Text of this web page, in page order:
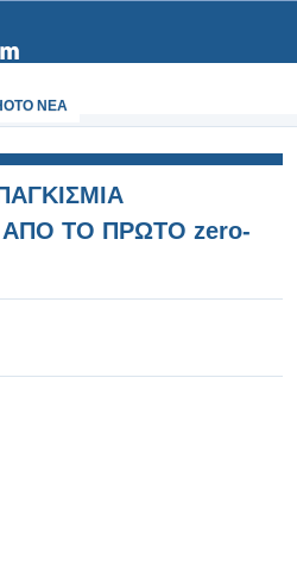
NEA
ΤΟ ΠΡΩΤΟ zero-